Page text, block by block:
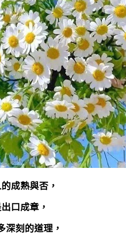
成熟與否，
口成章，
深刻的道理，